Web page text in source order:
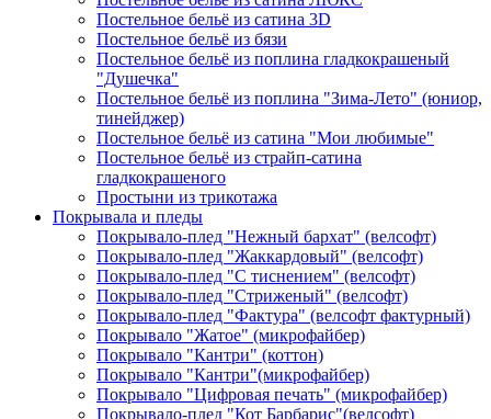
Постельное бельё из сатина 3D
Постельное бельё из бязи
Постельное бельё из поплина гладкокрашеный
"Душечка"
Постельное бельё из поплина "Зима-Лето" (юниор,
тинейджер)
Постельное бельё из сатина "Мои любимые"
Постельное бельё из страйп-сатина
гладкокрашеного
Простыни из трикотажа
Покрывала и пледы
Покрывало-плед "Нежный бархат" (велсофт)
Покрывало-плед "Жаккардовый" (велсофт)
Покрывало-плед "С тиснением" (велсофт)
Покрывало-плед "Стриженый" (велсофт)
Покрывало-плед "Фактура" (велсофт фактурный)
Покрывало "Жатое" (микрофайбер)
Покрывало "Кантри" (коттон)
Покрывало "Кантри"(микрофайбер)
Покрывало "Цифровая печать" (микрофайбер)
Покрывало-плед "Кот Барбарис"(велсофт)